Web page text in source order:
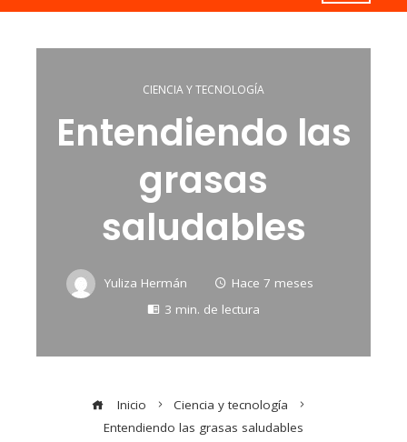
CIENCIA Y TECNOLOGÍA
Entendiendo las
grasas
saludables
Yuliza Hermán
Hace 7 meses
3 min. de lectura
Inicio
Ciencia y tecnología
Entendiendo las grasas saludables